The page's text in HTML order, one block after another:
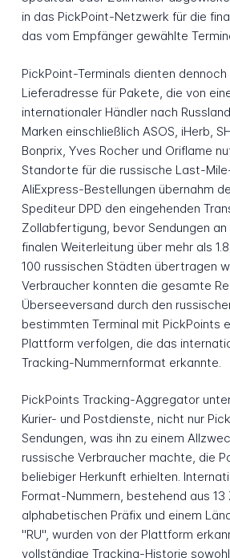
in das PickPoint-Netzwerk für die
das vom Empfänger gewählte
PickPoint-Terminals dienten dennoch
Lieferadresse für Pakete, die von
internationaler Händler nach
Marken einschließlich ASOS, iHerb,
Bonprix, Yves Rocher und Oriflame
Standorte für die russische Last-
AliExpress-Bestellungen übernahm
Spediteur DPD den eingehenden
Zollabfertigung, bevor Sendungen an
finalen Weiterleitung über mehr als
100 russischen Städten übertragen
Verbraucher konnten die gesamte
Überseeversand durch den
bestimmten Terminal mit PickPoints
Plattform verfolgen, die das
Tracking-Nummernformat erkannte.
PickPoints Tracking-Aggregator
Kurier- und Postdienste, nicht nur
Sendungen, was ihn zu einem
russische Verbraucher machte, die
beliebiger Herkunft erhielten.
Format-Nummern, bestehend aus
alphabetischen Präfix und einem
"RU", wurden von der Plattform
vollständige Tracking-Historie